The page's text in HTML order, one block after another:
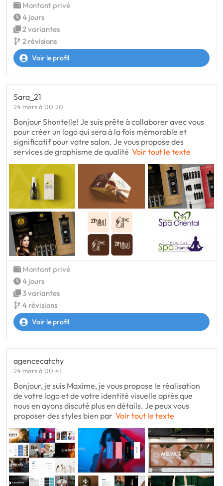
Montant privé
4 jours
2 variantes
2 révisions
Voir le profil
Sara_21
24 mars à 00:20
Bonjour Shontelle! Je suis prête à collaborer avec vous
pour créer un logo qui sera à la fois mémorable et
significatif pour votre salon. Je vous propose des
services de graphisme de qualité Voir tout le texte
Montant privé
4 jours
3 variantes
4 révisions
Voir le profil
agencecatchy
24 mars à 00:41
Bonjour, je suis Maxime, je vous propose le réalisation
de votre logo et de votre identité visuelle après que
nous en ayons discuté plus en détails. Je peux vous
proposer des styles bien par Voir tout le texte